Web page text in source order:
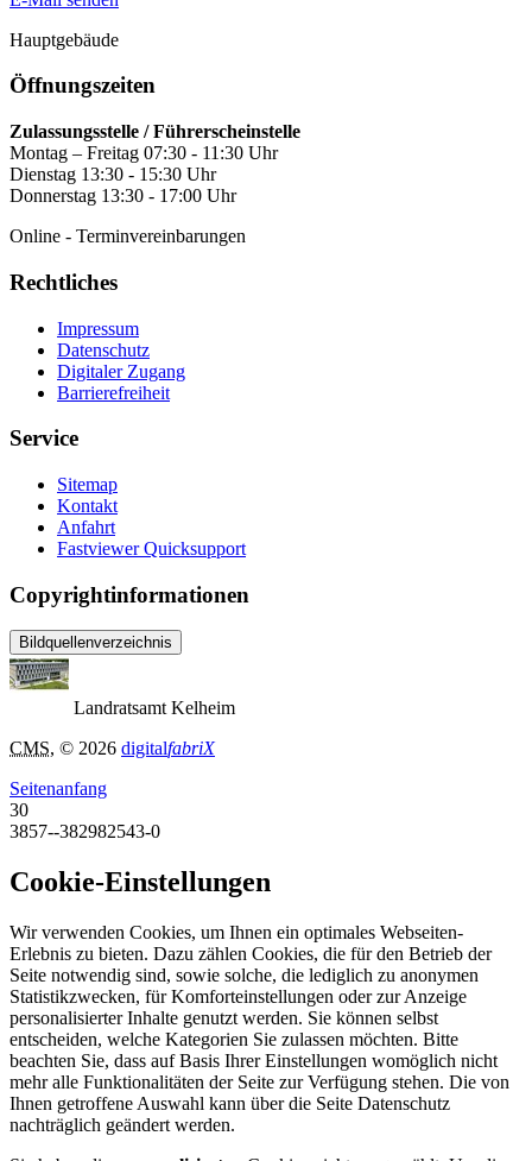
Hauptgebäude
Öffnungszeiten
Zulassungsstelle / Führerscheinstelle
Montag – Freitag 07:30 - 11:30 Uhr
Dienstag 13:30 - 15:30 Uhr
Donnerstag 13:30 - 17:00 Uhr
Online - Terminvereinbarungen
Rechtliches
Impressum
Datenschutz
Digitaler Zugang
Barrierefreiheit
Service
Sitemap
Kontakt
Anfahrt
Fastviewer Quicksupport
Copyrightinformationen
Bildquellenverzeichnis
Landratsamt Kelheim
CMS, © 2026 digitalfabriX
Seitenanfang
30
3857--382982543-0
Cookie-Einstellungen
Wir verwenden Cookies, um Ihnen ein optimales Webseiten-
Erlebnis zu bieten. Dazu zählen Cookies, die für den Betrieb der
Seite notwendig sind, sowie solche, die lediglich zu anonymen
Statistikzwecken, für Komforteinstellungen oder zur Anzeige
personalisierter Inhalte genutzt werden. Sie können selbst
entscheiden, welche Kategorien Sie zulassen möchten. Bitte
beachten Sie, dass auf Basis Ihrer Einstellungen womöglich nicht
mehr alle Funktionalitäten der Seite zur Verfügung stehen. Die von
Ihnen getroffene Auswahl kann über die Seite Datenschutz
nachträglich geändert werden.